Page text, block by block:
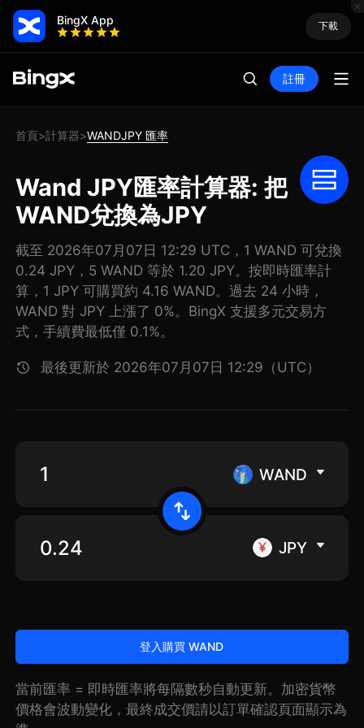
BingX App 下載
註冊
首頁>計算器>WANDJPY 匯率
Wand JPY匯率計算器: 把
WAND兌換為JPY
截至 2026年07月07日 12:29 UTC，1 WAND 可兌換
0.24 JPY，5 WAND 等於 1.20 JPY。按即時匯率計
算，1 JPY 可購買約 4.16 WAND。過去 24 小時，
WAND 對 JPY 上漲了 0%。BingX 支援多元交易方
式，手續費最低僅 0.1%。
最後更新於 2026年07月07日 12:29（UTC）
WAND
JPY
登入購買 WAND
當前匯率 = 即時匯率將每隔數秒自動更新。加密貨幣
價格會波動變化，最終成交價請以訂單確認頁面顯示為